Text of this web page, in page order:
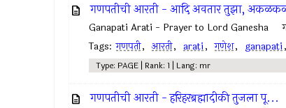
गणपतीची आरती - आदि अवतार तुझा,
Ganapati Arati - Prayer to Lord Ganesha
Tags: गणपती, आरती, arati, गणेश, ganapati,
Type: PAGE | Rank: 1 | Lang: mr
गणपतीची आरती - हरिहरब्रह्मादीकी तुजला पू...